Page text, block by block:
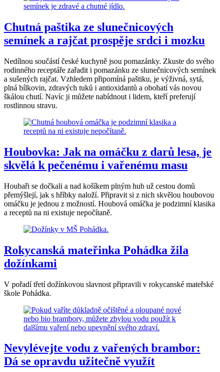
Chutná paštika ze slunečnicových
semínek a rajčat prospěje srdci i mozku
Nedílnou součástí české kuchyně jsou pomazánky. Zkuste do svého
rodinného receptáře zařadit i pomazánku ze slunečnicových semínek
a sušených rajčat. Vzhledem připomíná paštiku, je výživná, sytá,
plná bílkovin, zdravých tuků i antioxidantů a obohatí vás novou
škálou chutí. Navíc ji můžete nabídnout i lidem, kteří preferují
rostlinnou stravu.
Houbovka: Jak na omáčku z darů lesa, je
skvělá k pečenému i vařenému masu
Houbaři se dočkali a nad košíkem plným hub už cestou domů
přemýšlejí, jak s hříbky naloží. Připravit si z nich skvělou houbovou
omáčku je jednou z možností. Houbová omáčka je podzimní klasika
a receptů na ni existuje nepočítaně.
Rokycanská mateřinka Pohádka žila
dožínkami
V pořadí třetí dožínkovou slavnost připravili v rokycanské mateřské
škole Pohádka.
Nevylévejte vodu z vařených brambor:
Dá se opravdu užitečně využít